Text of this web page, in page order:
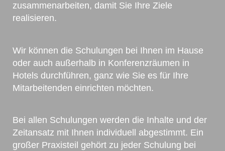
zusammenarbeiten, damit Sie Ihre Ziele
realisieren.
Wir können die Schulungen bei Ihnen im Hause
oder auch außerhalb in Konferenzräumen in
Hotels durchführen, ganz wie Sie es für Ihre
Mitarbeitenden einrichten möchten.
Bei allen Schulungen werden die Inhalte und der
Zeitansatz mit Ihnen individuell abgestimmt. Ein
großer Praxisteil gehört zu jeder Schulung bei